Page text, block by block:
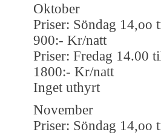
Oktober
Priser: Söndag 14,oo
900:- Kr/natt
Priser: Fredag 14.00
1800:- Kr/natt
Inget uthyrt
November
Priser: Söndag 14,oo